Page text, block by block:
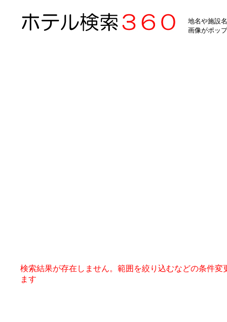
地名や施設
画像がポッ
検索結果が存在しません。範囲を絞り込むなどの条件変
ます